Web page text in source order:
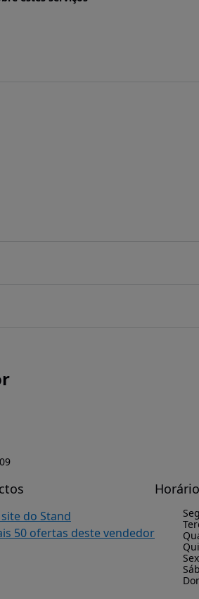
do Stand
50 ofertas deste vendedor